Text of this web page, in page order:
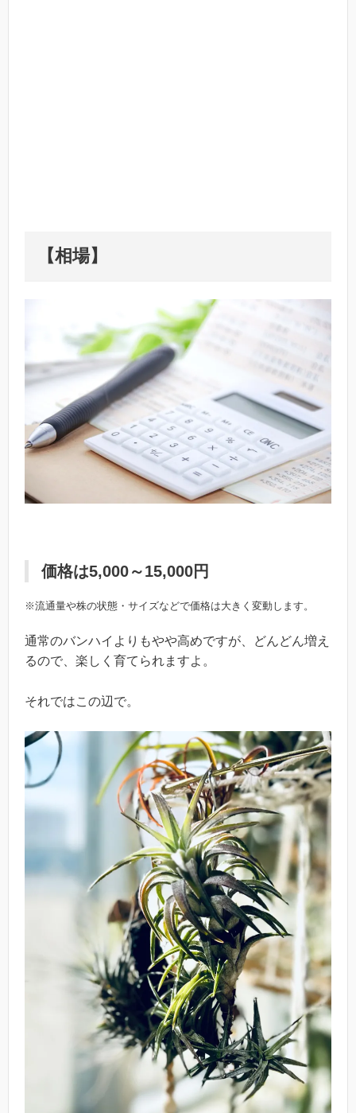
【相場】
価格は5,000～15,000円
※流通量や株の状態・サイズなどで価格は大きく変動します。
通常のバンハイよりもやや高めですが、どんどん増え
るので、楽しく育てられますよ。
それではこの辺で。